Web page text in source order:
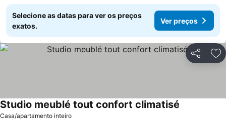
Selecione as datas para ver os preços
exatos.
Ver preços
Partilhar
Casa/apartamento inteiro
Studio meublé tout confort climatisé